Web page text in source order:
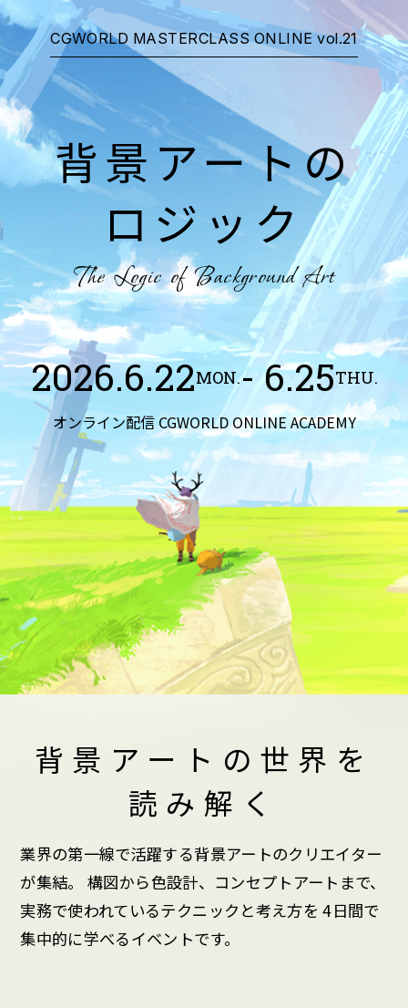
CGWORLD MASTERCLASS ONLINE vol.21
背景アートの
ロジック
The Logic of Background Art
2026.6.22MON.- 6.25THU.
オンライン配信 CGWORLD ONLINE ACADEMY
背景アートの世界を
読み解く
業界の第一線で活躍する背景アートのクリエイター
が集結。
構図から色設計、コンセプトアートまで、
実務で使われているテクニックと考え方を 4日間で
集中的に学べるイベントです。